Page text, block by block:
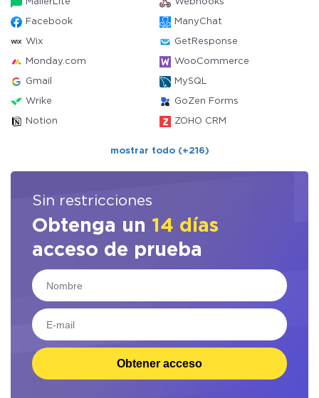
MailerLite Webhooks
Facebook ManyChat
Wix GetResponse
Monday.com WooCommerce
Gmail MySQL
Wrike GoZen Forms
Notion ZOHO CRM
mostrar todo (+216)
Sin restricciones
Obtenga un 14 días
acceso de prueba
Obtener acceso